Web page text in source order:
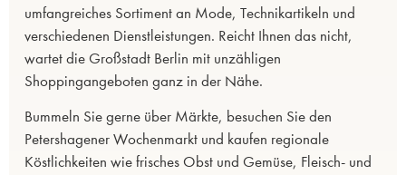
umfangreiches Sortiment an Mode, Technikartikeln und
verschiedenen Dienstleistungen. Reicht Ihnen das nicht,
wartet die Großstadt Berlin mit unzähligen
Shoppingangeboten ganz in der Nähe.
Bummeln Sie gerne über Märkte, besuchen Sie den
Petershagener Wochenmarkt und kaufen regionale
Köstlichkeiten wie frisches Obst und Gemüse, Fleisch- und